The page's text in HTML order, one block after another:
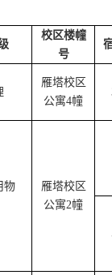
校区楼幢
号
雁塔校区
公寓4幢
物
雁塔校区
公寓2幢